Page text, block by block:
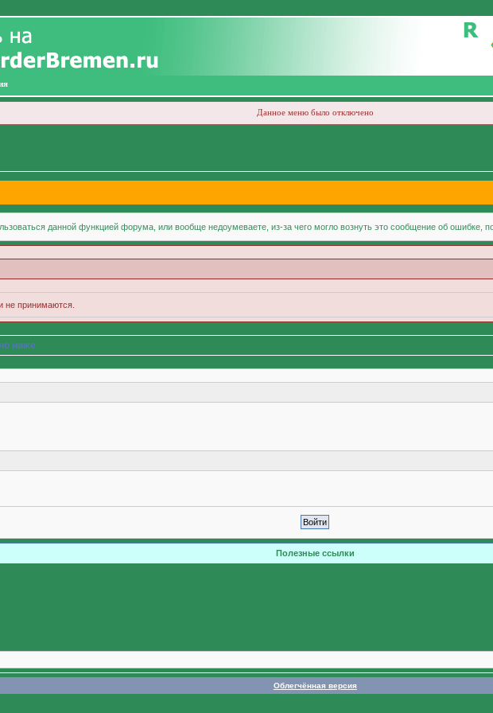
Данное меню было отключено
данной функцией форума, или вообще недоумеваете, из-за чего могло вознуть это сообщение об ошибке,
не принимаются.
ниже
Полезные ссылки
Облегчённая версия